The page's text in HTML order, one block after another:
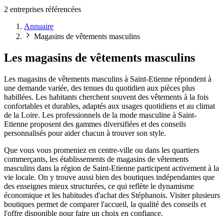
2 entreprises référencées
Annuaire
Magasins de vêtements masculins
Les magasins de vêtements masculins
Les magasins de vêtements masculins à Saint-Etienne répondent à
une demande variée, des tenues du quotidien aux pièces plus
habillées. Les habitants cherchent souvent des vêtements à la fois
confortables et durables, adaptés aux usages quotidiens et au climat
de la Loire. Les professionnels de la mode masculine à Saint-
Etienne proposent des gammes diversifiées et des conseils
personnalisés pour aider chacun à trouver son style.
Que vous vous promeniez en centre-ville ou dans les quartiers
commerçants, les établissements de magasins de vêtements
masculins dans la région de Saint-Etienne participent activement à la
vie locale. On y trouve aussi bien des boutiques indépendantes que
des enseignes mieux structurées, ce qui reflète le dynamisme
économique et les habitudes d'achat des Stéphanois. Visiter plusieurs
boutiques permet de comparer l'accueil, la qualité des conseils et
l'offre disponible pour faire un choix en confiance.